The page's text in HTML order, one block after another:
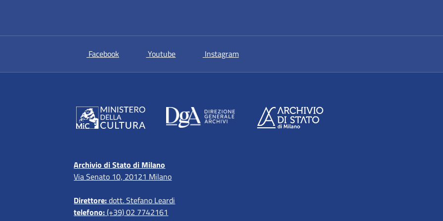
Facebooksi apre in una nuova scheda
Youtubesi apre in una nuova scheda
Instagramsi apre in una nuova scheda
Archivio di Stato di Milano
Via Senato 10, 20121 Milano
Direttore:dott. Stefano Leardi
telefono:(+39) 02 7742161